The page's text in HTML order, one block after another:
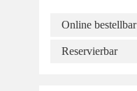
Online bestellbar
Reservierbar